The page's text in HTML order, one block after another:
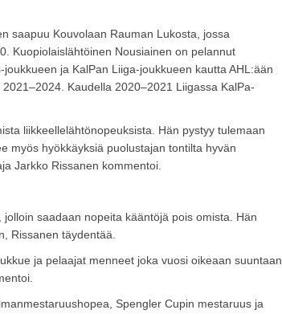
saapuu Kouvolaan Rauman Lukosta, jossa
Kuopiolaislähtöinen Nousiainen on pelannut
ja KalPan Liiga-joukkueen kautta AHL:ään
Kaudella 2020–2021 Liigassa KalPa-
liikkeellelähtönopeuksista. Hän pystyy tulemaan
myös hyökkäyksiä puolustajan tontilta hyvän
Jarkko Rissanen kommentoi.
saadaan nopeita kääntöjä pois omista. Hän
Rissanen täydentää.
ja pelaajat menneet joka vuosi oikeaan suuntaan,
Spengler Cupin mestaruus ja